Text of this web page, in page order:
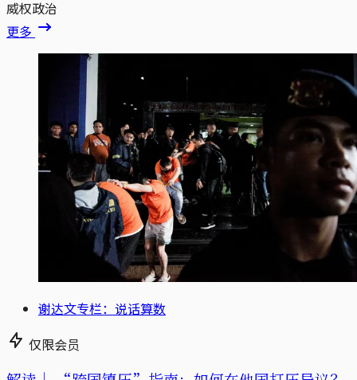
威权政治
更多
谢达文专栏：说话算数
仅限会员